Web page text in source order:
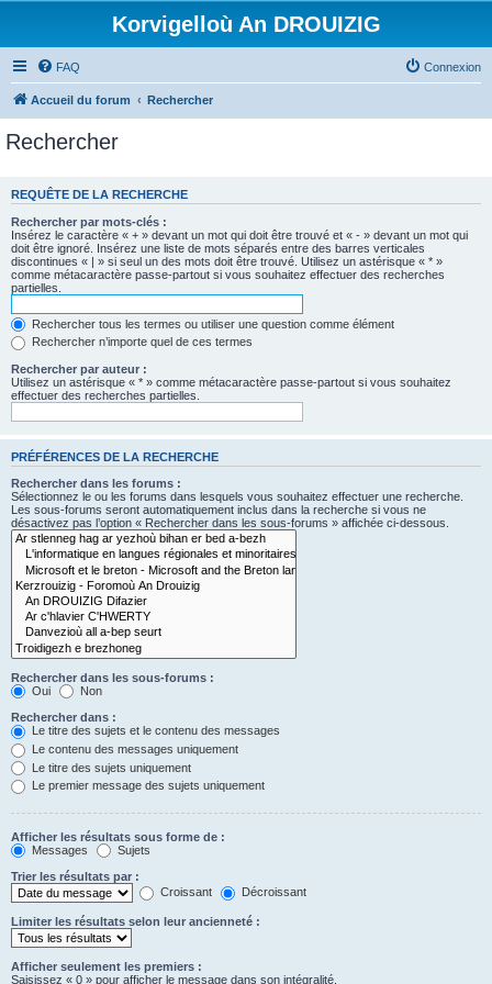
Korvigelloù An DROUIZIG
FAQ Connexion
Accueil du forum Rechercher
Rechercher
REQUÊTE DE LA RECHERCHE
Rechercher par mots-clés :
Insérez le caractère « + » devant un mot qui doit être trouvé et « - » devant un mot qui
doit être ignoré. Insérez une liste de mots séparés entre des barres verticales
discontinues « | » si seul un des mots doit être trouvé. Utilisez un astérisque « * »
comme métacaractère passe-partout si vous souhaitez effectuer des recherches
partielles.
Rechercher tous les termes ou utiliser une question comme élément
Rechercher n’importe quel de ces termes
Rechercher par auteur :
Utilisez un astérisque « * » comme métacaractère passe-partout si vous souhaitez
effectuer des recherches partielles.
PRÉFÉRENCES DE LA RECHERCHE
Rechercher dans les forums :
Sélectionnez le ou les forums dans lesquels vous souhaitez effectuer une recherche.
Les sous-forums seront automatiquement inclus dans la recherche si vous ne
désactivez pas l’option « Rechercher dans les sous-forums » affichée ci-dessous.
Rechercher dans les sous-forums :
Oui
Non
Rechercher dans :
Le titre des sujets et le contenu des messages
Le contenu des messages uniquement
Le titre des sujets uniquement
Le premier message des sujets uniquement
Afficher les résultats sous forme de :
Messages
Sujets
Trier les résultats par :
Croissant
Décroissant
Limiter les résultats selon leur ancienneté :
Afficher seulement les premiers :
Saisissez « 0 » pour afficher le message dans son intégralité.